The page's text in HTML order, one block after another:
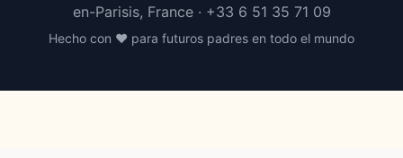
en-Parisis, France · +33 6 51 35 71 09
Hecho con ❤️ para futuros padres en todo el mundo